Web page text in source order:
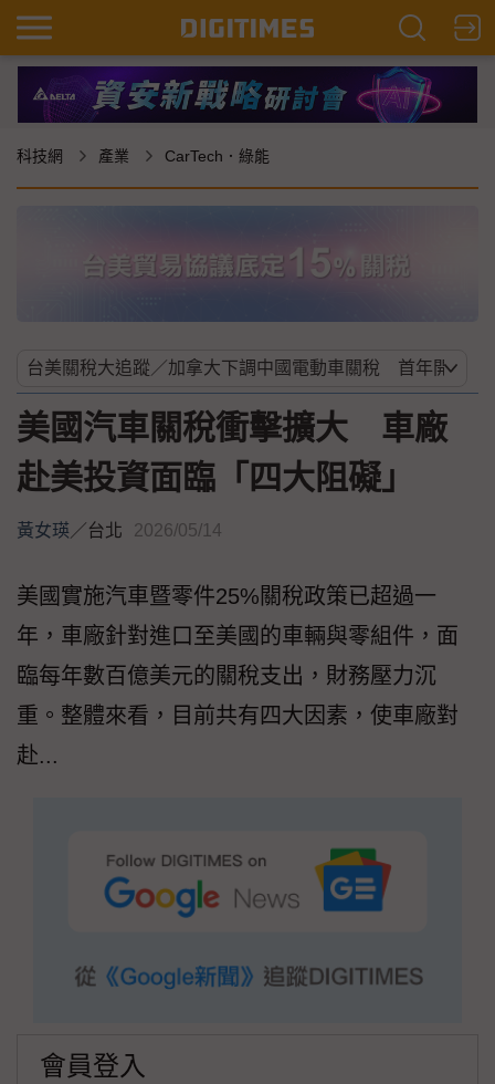
科技網 產業 CarTech．綠能
美國汽車關稅衝擊擴大 車廠
赴美投資面臨「四大阻礙」
黃女瑛 ／台北 2026/05/14
美國實施汽車暨零件25%關稅政策已超過一
年，車廠針對進口至美國的車輛與零組件，面
臨每年數百億美元的關稅支出，財務壓力沉
重。整體來看，目前共有四大因素，使車廠對
赴...
會員登入